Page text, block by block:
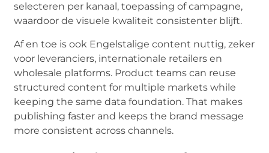
selecteren per kanaal, toepassing of campagne,
waardoor de visuele kwaliteit consistenter blijft.
Af en toe is ook Engelstalige content nuttig, zeker
voor leveranciers, internationale retailers en
wholesale platforms. Product teams can reuse
structured content for multiple markets while
keeping the same data foundation. That makes
publishing faster and keeps the brand message
more consistent across channels.